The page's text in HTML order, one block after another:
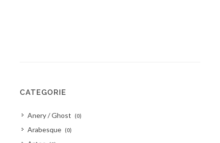
CATEGORIE
Anery / Ghost (0)
Arabesque (0)